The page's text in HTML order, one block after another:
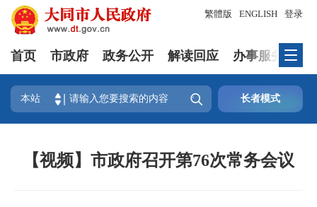
登录
繁體版 ENGLISH
首页 市政府 政务公开 解读回应 办事服务
本站  长者模式
【视频】市政府召开第76次常务会议